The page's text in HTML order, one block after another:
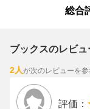
総合
ブックスのレビュ
2人が次のレビューを
評価：